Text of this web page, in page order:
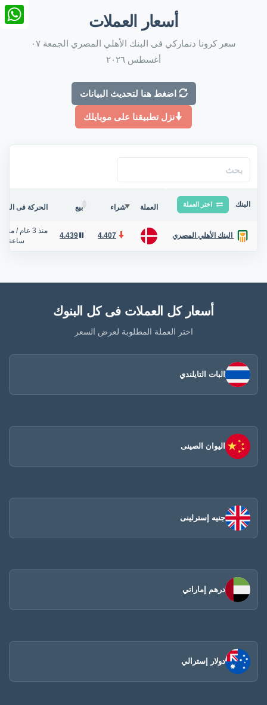
أسعار العملات
سعر كرونا دنماركي فى البنك الأهلي المصري الجمعة ٠٧
أغسطس ٢٠٢٦
اضغط هنا لتحديث البيانات
نزل تطبيقنا على موبايلك
البنك اختر العملة العملة شراء بيع الحركة فى
البنك الأهلي المصري 4.407
4.439
منذ 3 عام / منذ
ساعة
أسعار كل العملات فى كل البنوك
اختر العملة المطلوبة لعرض السعر
البات التايلندي
اليوان الصينى​
جنيه إسترلينى
درهم إماراتي
دولار إسترالي